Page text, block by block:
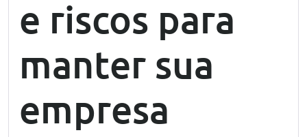
e riscos para
manter sua
empresa